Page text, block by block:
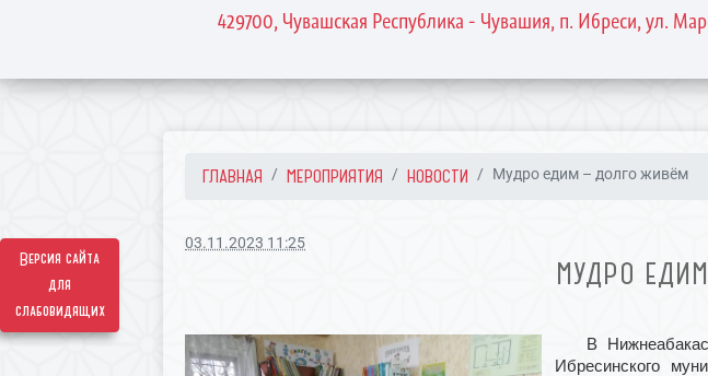
Версия сайта
для
слабовидящих
429700, Чувашская Республика - Чувашия, п. Ибреси, ул.
ГЛАВНАЯ МЕРОПРИЯТИЯ НОВОСТИ Мудро едим – долго живём
03.11.2023 11:25
МУДРО
В
Ибресинского